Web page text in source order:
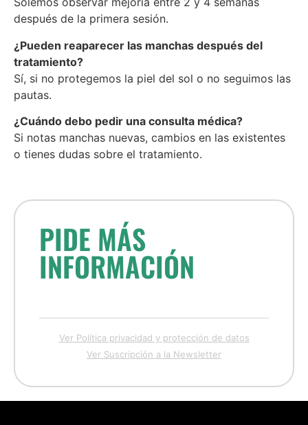
después de la primera sesión.
¿Pueden reaparecer las manchas después del
tratamiento?
Sí, si no protegemos la piel del sol o no seguimos las
pautas.
¿Cuándo debo pedir una consulta médica?
Si notas manchas nuevas, cambios en las existentes
o tienes dudas sobre el tratamiento.
PIDE MÁS
INFORMACIÓN
Ver Política privacidad y protección de datos
Ver Suscripción a la Newsletter